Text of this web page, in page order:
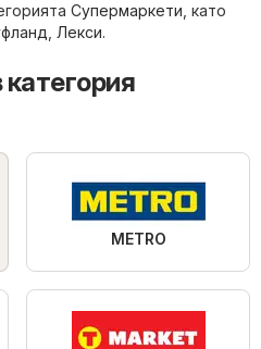
Супермаркети , като
Лекси.
METRO